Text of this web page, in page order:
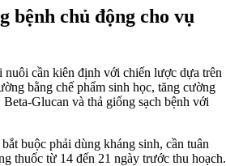
bệnh chủ động cho vụ
cần kiên định với chiến lược dựa trên
bằng chế phẩm sinh học, tăng cường
Glucan và thả giống sạch bệnh với
buộc phải dùng kháng sinh, cần tuân
thuốc từ 14 đến 21 ngày trước thu hoạch.